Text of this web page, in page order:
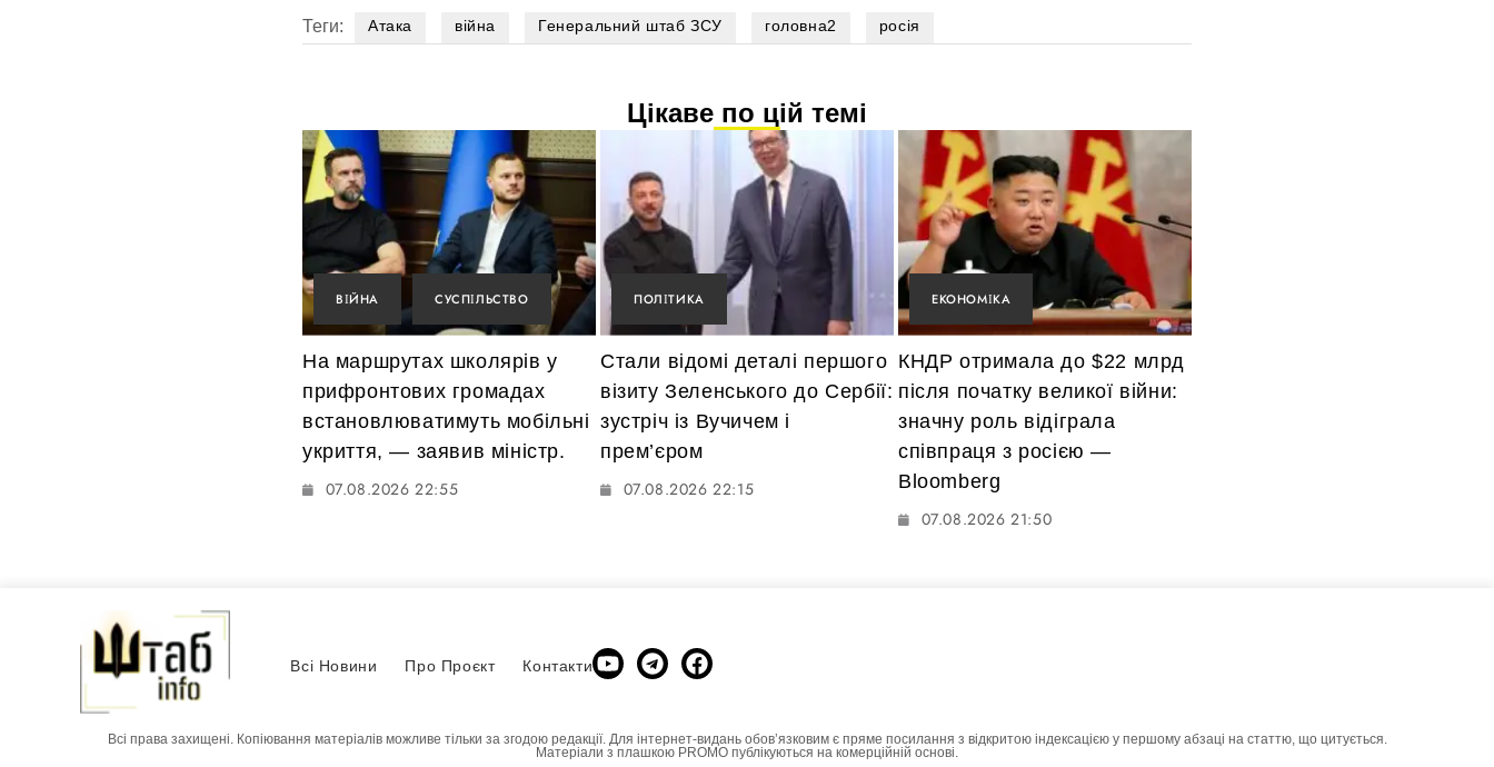
Теги: Атака війна Генеральний штаб ЗСУ головна2 росія
Цікаве по цій темі
ВІЙНА СУСПІЛЬСТВО
На маршрутах школярів у
прифронтових громадах
встановлюватимуть мобільні
укриття, — заявив міністр.
07.08.2026 22:55
ПОЛІТИКА
Стали відомі деталі першого
візиту Зеленського до Сербії:
зустріч із Вучичем і
прем’єром
07.08.2026 22:15
ЕКОНОМІКА
КНДР отримала до $22 млрд
після початку великої війни:
значну роль відіграла
співпраця з росією —
Bloomberg
07.08.2026 21:50
Всі Новини Про Проєкт Контакти
Всі права захищені. Копіювання матеріалів можливе тільки за згодою редакції. Для інтернет-видань обовʼязковим є пряме посилання з відкритою індексацією у першому абзаці на статтю, що цитується.
Матеріали з плашкою PROMO публікуються на комерційній основі.